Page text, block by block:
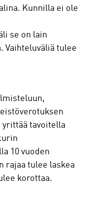
Kunnilla ei ole
se on lain
Vaihteluväliä tulee
tavoitella
10 vuoden
rajaa tulee laskea
korottaa.